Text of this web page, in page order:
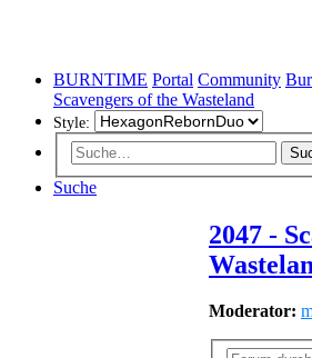
BURNTIME Portal Community
Scavengers of the Wasteland
Style:
Suche
2047 -
Moderator: